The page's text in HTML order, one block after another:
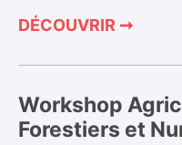
DÉCOUVRIR ➞
Workshop
Forestiers et